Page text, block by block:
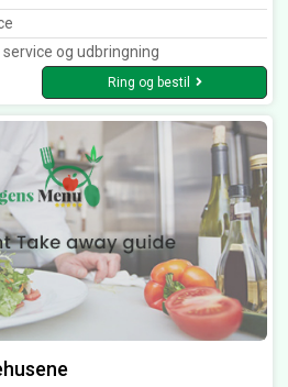
og udbringning
Ring og bestil